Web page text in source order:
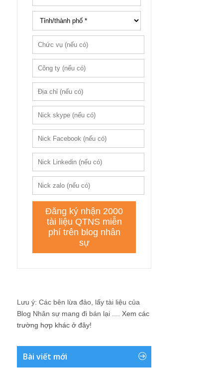
Lưu ý: Các bên lừa đảo, lấy tài liệu của
Blog Nhân sự mang đi bán lại .... Xem các
trường hợp khác ở đây!
Bài viết mới